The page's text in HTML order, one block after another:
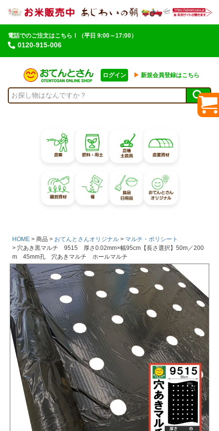
電話でのご注文はこちら！
0120-915-006
（平日 9:00～17:00）
ログイン ▶︎ 新規会員登録はこちら
HOME 商品 おてんとさんオリジナル
マルチ・ポリシート
穴あき黒マルチ 9515 厚さ0.02mm×幅95cm【長さ選択】50m／200
m 45mm孔 穴あきマルチ ホールマルチ